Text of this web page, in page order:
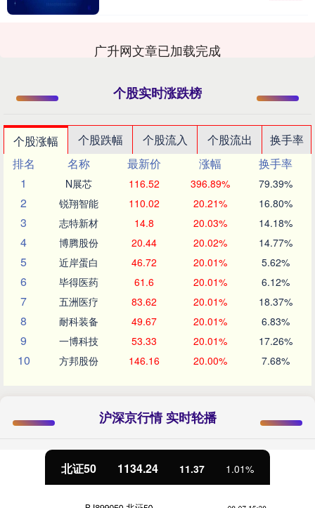
广升网文章已加载完成
个股实时涨跌榜
个股涨幅 个股跌幅 个股流入 个股流出
换手率
排名
名称 最新价 涨幅
换手率
1
N展芯 116.52 396.89% 79.39%
2 锐翔智能 110.02 20.21% 16.80%
3 志特新材 14.8 20.03% 14.18%
4 博腾股份 20.44 20.02% 14.77%
5 近岸蛋白 46.72 20.01% 5.62%
6 毕得医药 61.6 20.01% 6.12%
7 五洲医疗 83.62 20.01% 18.37%
8 耐科装备 49.67 20.01% 6.83%
9 一博科技 53.33 20.01% 17.26%
10 方邦股份 146.16 20.00% 7.68%
沪深京行情 实时轮播
北证50 1134.24 11.37 1.01%